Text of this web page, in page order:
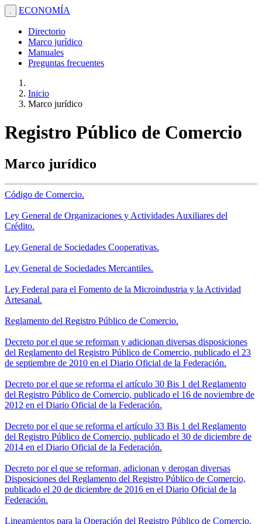
. ECONOMÍA
Directorio
Marco jurídico
Manuales
Preguntas frecuentes
Inicio
Marco jurídico
Registro Público de Comercio
Marco jurídico
Código de Comercio.
Ley General de Organizaciones y Actividades Auxiliares del
Crédito.
Ley General de Sociedades Cooperativas.
Ley General de Sociedades Mercantiles.
Ley Federal para el Fomento de la Microindustria y la Actividad
Artesanal.
Reglamento del Registro Público de Comercio.
Decreto por el que se reforman y adicionan diversas disposiciones
del Reglamento del Registro Público de Comercio, publicado el 23
de septiembre de 2010 en el Diario Oficial de la Federación.
Decreto por el que se reforma el artículo 30 Bis 1 del Reglamento
del Registro Público de Comercio, publicado el 16 de noviembre de
2012 en el Diario Oficial de la Federación.
Decreto por el que se reforma el artículo 33 Bis 1 del Reglamento
del Registro Público de Comercio, publicado el 30 de diciembre de
2014 en el Diario Oficial de la Federación.
Decreto por el que se reforman, adicionan y derogan diversas
Disposiciones del Reglamento del Registro Público de Comercio,
publicado el 20 de diciembre de 2016 en el Diario Oficial de la
Federación.
Lineamientos para la Operación del Registro Público de Comercio.